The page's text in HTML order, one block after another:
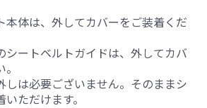
体は、外してカバーをご装着くだ
ートベルトガイドは、外してカバ
は必要ございません。そのままシ
ただけます。